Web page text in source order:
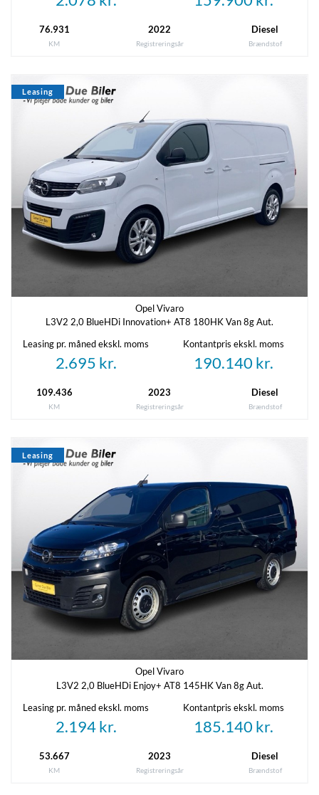
5
Van
Rummelighed og mål
Køreklar vægt
1837 kg 3100 kg
Antal sæder
3
Bredde
2,01 m
1,94 m 4,96 m
2500 kg 750 kg
70 L
Økonomi
Grøn ejerafgift (årlig)
5.320 kr.
Leveringsomkostninger (inkl.)
4.060 kr.
Annoncedata
Oprettet
Referencenummer
76.931
KM
2022
Registreringsår
Diesel
Brændstof
Leasing
Opel Vivaro
L3V2 2,0 BlueHDi Innovation+ AT8 180HK Van 8g Aut.
Leasing pr. måned ekskl. moms
2.695 kr.
Kontantpris ekskl. moms
190.140 kr.
109.436
KM
2023
Registreringsår
Diesel
Brændstof
Leasing
Opel Vivaro
L3V2 2,0 BlueHDi Enjoy+ AT8 145HK Van 8g Aut.
Leasing pr. måned ekskl. moms
2.194 kr.
Kontantpris ekskl. moms
185.140 kr.
53.667
KM
2023
Registreringsår
Diesel
Brændstof
Besked*